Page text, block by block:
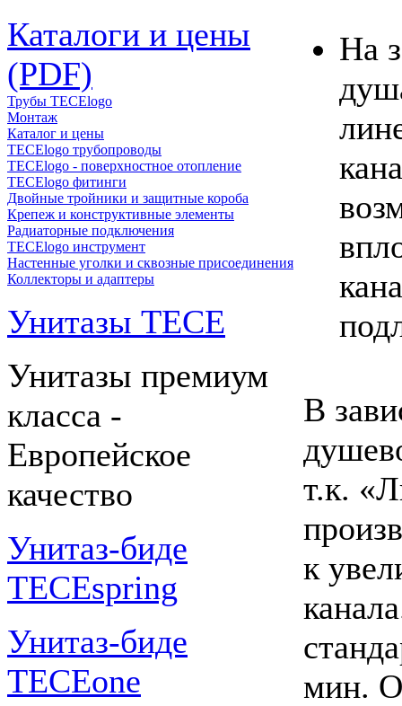
Каталоги и цены
(PDF)
Трубы TECElogo
Монтаж
Каталог и цены
TECElogo трубопроводы
TECElogo - поверхностное отопление
TECElogo фитинги
Двойные тройники и защитные короба
Крепеж и конструктивные элементы
Радиаторные подключения
TECElogo инструмент
Настенные уголки и сквозные присоединения
Коллекторы и адаптеры
Унитазы TECE
Унитазы премиум
класса -
Европейское
качество
Унитаз-биде
TECEspring
Унитаз-биде
TECEone
На
В
т.к.
к
мин.